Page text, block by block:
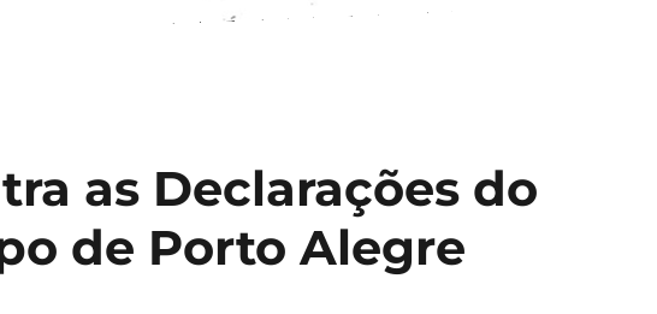
as Declarações do
de Porto Alegre